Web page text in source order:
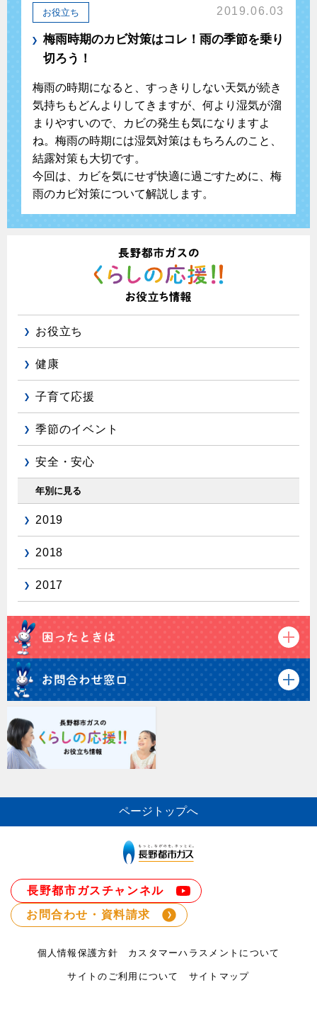
お役立ち 2019.06.03
梅雨時期のカビ対策はコレ！雨の季節を乗り
切ろう！
梅雨の時期になると、すっきりしない天気が続き
気持ちもどんよりしてきますが、何より湿気が溜
まりやすいので、カビの発生も気になりますよ
ね。梅雨の時期には湿気対策はもちろんのこと、
結露対策も大切です。
今回は、カビを気にせず快適に過ごすために、梅
雨のカビ対策について解説します。
お役立ち
健康
子育て応援
季節のイベント
安全・安心
年別に見る
2019
2018
2017
ページトップへ
長野都市ガスチャンネル
お問合わせ・資料請求
個人情報保護方針 カスタマーハラスメントについて
サイトのご利用について サイトマップ